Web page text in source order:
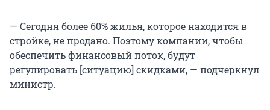
— Сегодня более 60% жилья, которое находится в
стройке, не продано. Поэтому компании, чтобы
обеспечить финансовый поток, будут
регулировать [ситуацию] скидками, — подчеркнул
министр.